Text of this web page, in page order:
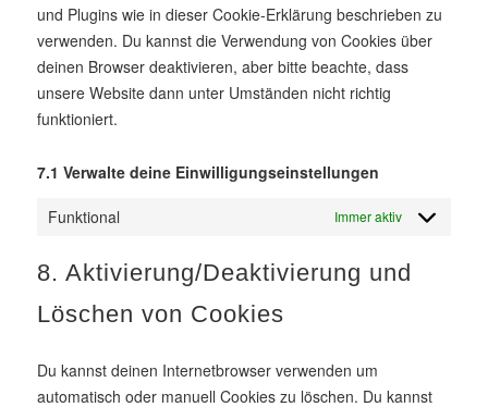
und Plugins wie in dieser Cookie-Erklärung beschrieben zu
verwenden. Du kannst die Verwendung von Cookies über
deinen Browser deaktivieren, aber bitte beachte, dass
unsere Website dann unter Umständen nicht richtig
funktioniert.
7.1 Verwalte deine Einwilligungseinstellungen
Funktional Immer aktiv
8. Aktivierung/Deaktivierung und
Löschen von Cookies
Du kannst deinen Internetbrowser verwenden um
automatisch oder manuell Cookies zu löschen. Du kannst